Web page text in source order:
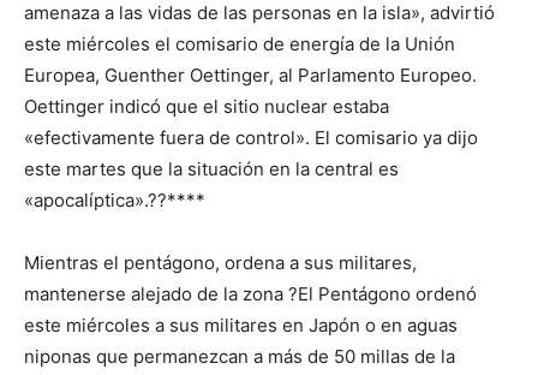
amenaza a las vidas de las personas en la isla», advirtió
este miércoles el comisario de energía de la Unión
Europea, Guenther Oettinger, al Parlamento Europeo.
Oettinger indicó que el sitio nuclear estaba
«efectivamente fuera de control». El comisario ya dijo
este martes que la situación en la central es
«apocalíptica».??****
Mientras el pentágono, ordena a sus militares,
mantenerse alejado de la zona ?El Pentágono ordenó
este miércoles a sus militares en Japón o en aguas
niponas que permanezcan a más de 50 millas de la